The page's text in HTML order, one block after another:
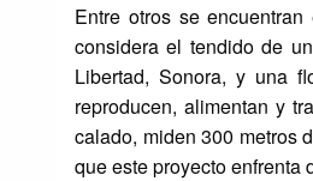
Entre otros se
considera el tendido de
Libertad, Sonora, y una
reproducen, alimentan y
calado, miden 300 metros
que este proyecto enfrenta